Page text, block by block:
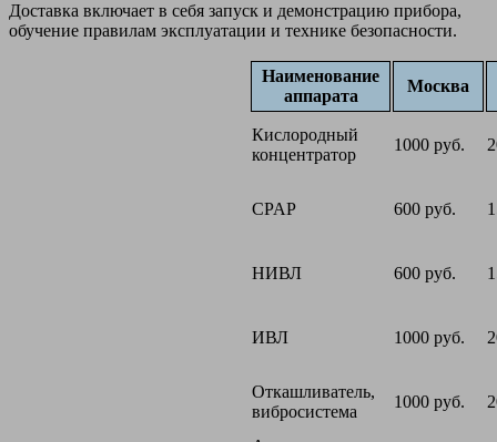
Доставка включает в себя запуск и демонстрацию прибора,
обучение правилам эксплуатации и технике безопасности.
Наименование
аппарата
Москва
Кислородный
концентратор
1000 руб.
CPAP 600 руб.
НИВЛ 600 руб.
ИВЛ 1000 руб.
Откашливатель,
вибросистема
1000 руб.